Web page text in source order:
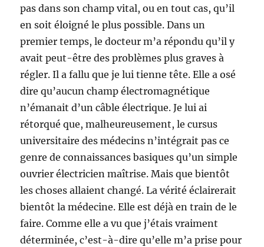
pas dans son champ vital, ou en tout cas, qu’il
en soit éloigné le plus possible. Dans un
premier temps, le docteur m’a répondu qu’il y
avait peut-être des problèmes plus graves à
régler. Il a fallu que je lui tienne tête. Elle a osé
dire qu’aucun champ électromagnétique
n’émanait d’un câble électrique. Je lui ai
rétorqué que, malheureusement, le cursus
universitaire des médecins n’intégrait pas ce
genre de connaissances basiques qu’un simple
ouvrier électricien maîtrise. Mais que bientôt
les choses allaient changé. La vérité éclairerait
bientôt la médecine. Elle est déjà en train de le
faire. Comme elle a vu que j’étais vraiment
déterminée, c’est-à-dire qu’elle m’a prise pour